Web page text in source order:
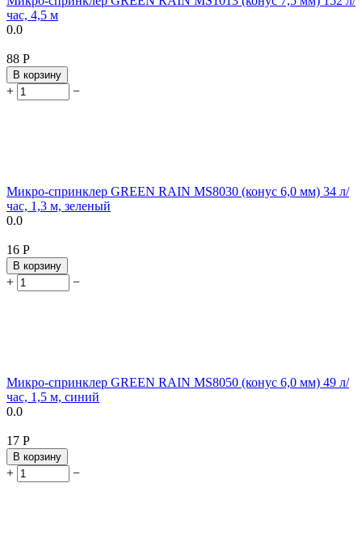
час, 4,5 м
0.0
‍88‍ Р
В корзину
+ −
Микро-спринклер GREEN RAIN MS8030 (конус 6,0 мм) 34 л/
час, 1,3 м, зеленый
0.0
‍16‍ Р
В корзину
+ −
Микро-спринклер GREEN RAIN MS8050 (конус 6,0 мм) 49 л/
час, 1,5 м, синий
0.0
‍17‍ Р
В корзину
+ −